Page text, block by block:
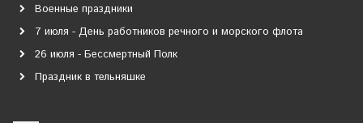
Военные праздники
7 июля - День работников речного и морского флота
26 июля - Бессмертный Полк
Праздник в тельняшке